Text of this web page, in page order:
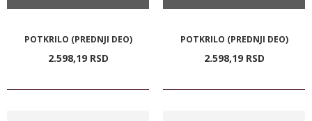
POTKRILO (PREDNJI DEO)
2.598,19 RSD
POTKRILO (PREDNJI DEO)
2.598,19 RSD